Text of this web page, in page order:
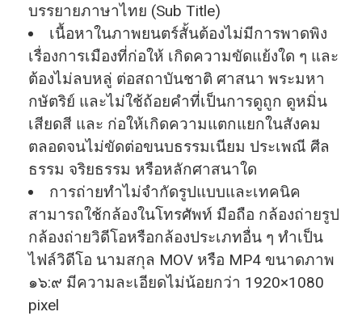
บรรยายภาษาไทย (Sub Title)
เนื้อหาในภาพยนตร์สั้นต้องไม่มีการพาดพิง
เรื่องการเมืองที่ก่อให้ เกิดความขัดแย้งใด ๆ และ
ต้องไม่ลบหลู่ ต่อสถาบันชาติ ศาสนา พระมหา
กษัตริย์ และไม่ใช้ถ้อยคําที่เป็นการดูถูก ดูหมิ่น
เสียดสี และ ก่อให้เกิดความแตกแยกในสังคม
ตลอดจนไม่ขัดต่อขนบธรรมเนียม ประเพณี ศีล
ธรรม จริยธรรม หรือหลักศาสนาใด
การถ่ายทําไม่จํากัดรูปแบบและเทคนิค
สามารถใช้กล้องในโทรศัพท์ มือถือ กล้องถ่ายรูป
กล้องถ่ายวิดีโอหรือกล้องประเภทอื่น ๆ ทําเป็น
ไฟล์วิดีโอ นามสกุล MOV หรือ MP4 ขนาดภาพ
๑๖:๙ มีความละเอียดไม่น้อยกว่า 1920×1080
pixel